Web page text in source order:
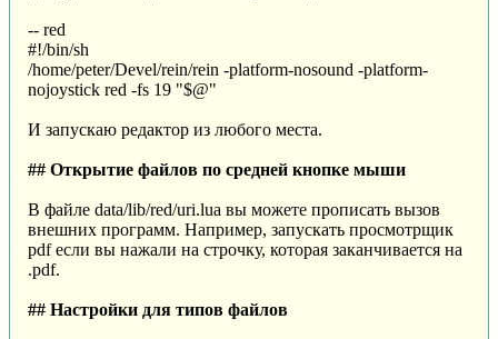
-- red
#!/bin/sh
/home/peter/Devel/rein/rein -platform-nosound -platform-
nojoystick red -fs 19 "$@"
И запускаю редактор из любого места.
## Открытие файлов по средней кнопке мыши
В файле data/lib/red/uri.lua вы можете прописать вызов
внешних программ. Например, запускать просмотрщик
pdf если вы нажали на строчку, которая заканчивается на
.pdf.
## Настройки для типов файлов